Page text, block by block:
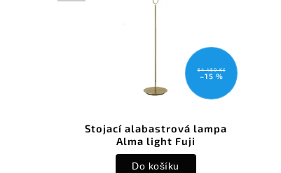
54 450 Kč
–15 %
Stojací alabastrová lampa
Alma light Fuji
Do košíku